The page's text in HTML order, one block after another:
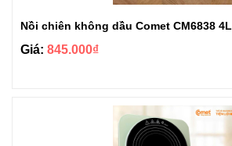
Nồi chiên không dầu Comet CM6838 4L
Giá: 845.000₫